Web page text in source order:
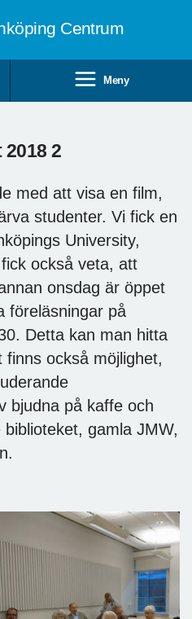
Centrum
Meny
2
med att visa en film,
studenter. Vi fick en
University,
också veta, att
onsdag är öppet
föreläsningar på
Detta kan man hitta
också möjlighet,
bjudna på kaffe och
gamla JMW,